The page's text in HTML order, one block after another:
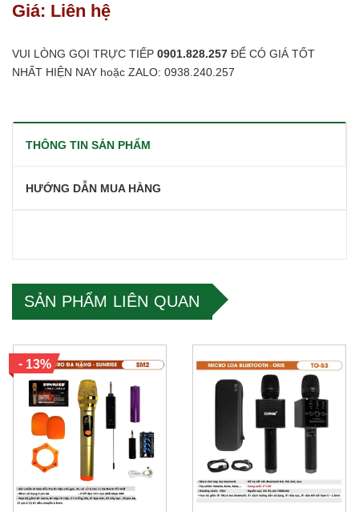
Giá: Liên hệ
VUI LÒNG GỌI TRỰC TIẾP 0901.828.257 ĐỂ CÓ GIÁ TỐT
NHẤT HIỆN NAY hoặc ZALO: 0938.240.257
THÔNG TIN SẢN PHẨM
HƯỚNG DẪN MUA HÀNG
SẢN PHẨM LIÊN QUAN
-13%